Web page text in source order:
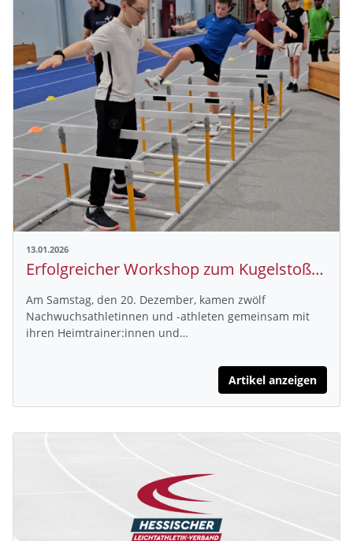
13.01.2026
Erfolgreicher Workshop zum Kugelstoß-Drehstoß in Kalbach
Am Samstag, den 20. Dezember, kamen zwölf
Nachwuchsathletinnen und -athleten gemeinsam mit
ihren Heimtrainer:innen und…
Artikel anzeigen